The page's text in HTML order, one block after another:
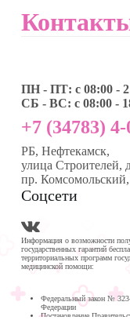
ПН - ПТ: с 08:00 -
СБ - ВС: с 08:00 -
+7 (34783)
РБ, Нефтекамск,
улица Строителей,
пр.
Соцсети
Информация о возможности
государственных гарантий
территориальных программ
медицинской помощи:
Федеральный закон №
Федерации
Постановление